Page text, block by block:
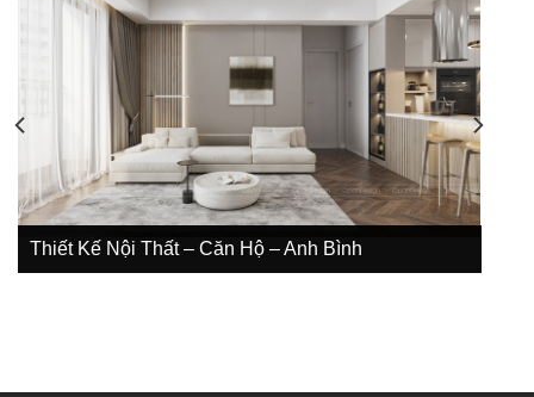
Thiết Kế Nội Thất – Nhà Phố – Anh Hữu Đức